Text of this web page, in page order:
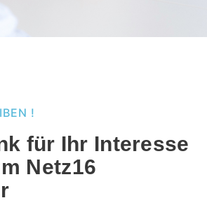
!
für Ihr Interesse
Netz16